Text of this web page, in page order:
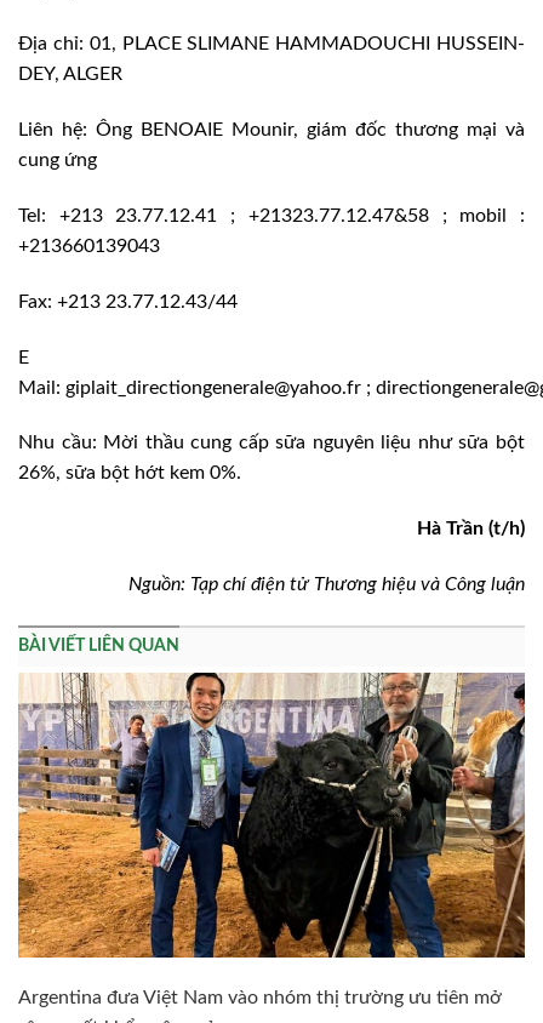
Địa chỉ: 01, PLACE SLIMANE HAMMADOUCHI HUSSEIN-
DEY, ALGER
Liên hệ: Ông BENOAIE Mounir, giám đốc thương mại và
cung ứng
Tel: +213 23.77.12.41 ; +21323.77.12.47&58 ; mobil :
+213660139043
Fax: +213 23.77.12.43/44
E
Mail: giplait_directiongenerale@yahoo.fr ;
Nhu cầu: Mời thầu cung cấp sữa nguyên liệu như sữa bột
26%, sữa bột hớt kem 0%.
Hà Trần (t/h)
Nguồn: Tạp chí điện tử Thương hiệu và Công luận
BÀI VIẾT LIÊN QUAN
Argentina đưa Việt Nam vào nhóm thị trường ưu tiên mở